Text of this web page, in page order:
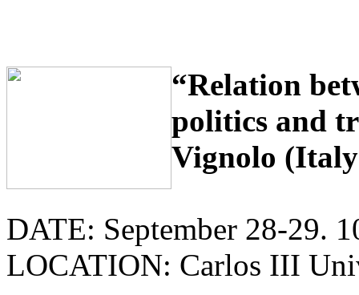
“Relation
politics and
Vignolo
DATE: September 28-29.
LOCATION: Carlos III